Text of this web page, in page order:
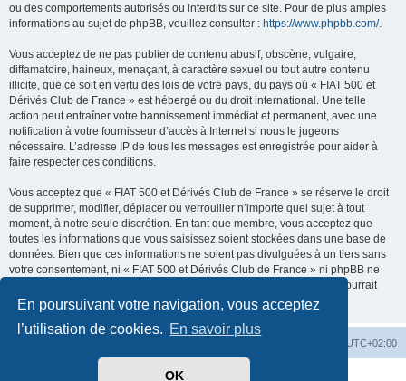
En poursuivant votre navigation, vous acceptez
l’utilisation de cookies. En savoir plus
OK
ou des comportements autorisés ou interdits sur ce site. Pour de plus amples
informations au sujet de phpBB, veuillez consulter : https://www.phpbb.com/.
Vous acceptez de ne pas publier de contenu abusif, obscène, vulgaire,
diffamatoire, haineux, menaçant, à caractère sexuel ou tout autre contenu
illicite, que ce soit en vertu des lois de votre pays, du pays où « FIAT 500 et
Dérivés Club de France » est hébergé ou du droit international. Une telle
action peut entraîner votre bannissement immédiat et permanent, avec une
notification à votre fournisseur d’accès à Internet si nous le jugeons
nécessaire. L’adresse IP de tous les messages est enregistrée pour aider à
faire respecter ces conditions.
Vous acceptez que « FIAT 500 et Dérivés Club de France » se réserve le droit
de supprimer, modifier, déplacer ou verrouiller n’importe quel sujet à tout
moment, à notre seule discrétion. En tant que membre, vous acceptez que
toutes les informations que vous saisissez soient stockées dans une base de
données. Bien que ces informations ne soient pas divulguées à un tiers sans
votre consentement, ni « FIAT 500 et Dérivés Club de France » ni phpBB ne
pourront être tenus responsables de toute tentative de piratage qui pourrait
conduire à la compromission des données.
UTC+02:00
phpBB ® Forum Software © phpBB Limited